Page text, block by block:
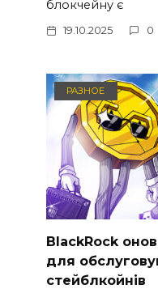
блокчейну є
19.10.2025 0
РАЗНОЕ
BlackRock
для
стейблкойнів